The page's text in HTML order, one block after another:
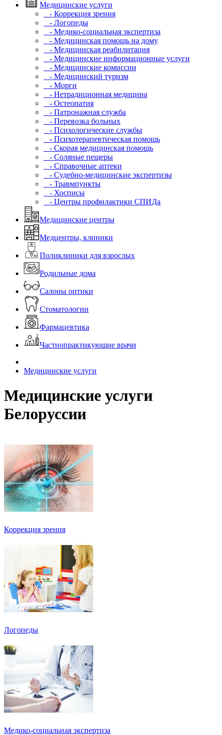
Медицинские услуги
- Коррекция зрения
- Логопеды
- Медико-социальная экспертиза
- Медицинская помощь на дому
- Медицинская реабилитация
- Медицинские информационные услуги
- Медицинские комиссии
- Медицинский туризм
- Морги
- Нетрадиционная медицина
- Остеопатия
- Патронажная служба
- Перевозка больных
- Психологические службы
- Психотерапевтическая помощь
- Скорая медицинская помощь
- Соляные пещеры
- Справочные аптеки
- Судебно-медицинские экспертизы
- Травмпункты
- Хосписы
- Центры профилактики СПИДа
Медицинские центры
Медцентры, клиники
Поликлиники для взрослых
Родильные дома
Салоны оптики
Стоматологии
Фармацевтика
Частнопрактикующие врачи
Медицинские услуги
Медицинские услуги
Белоруссии
Коррекция зрения
Логопеды
Медико-социальная экспертиза